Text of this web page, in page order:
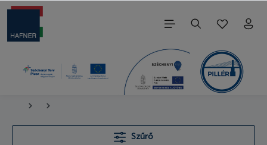
Szűrő